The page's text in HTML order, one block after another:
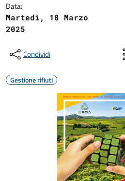
Data:
Martedì, 18 Marzo
2025
Condividi
Gestione rifiuti